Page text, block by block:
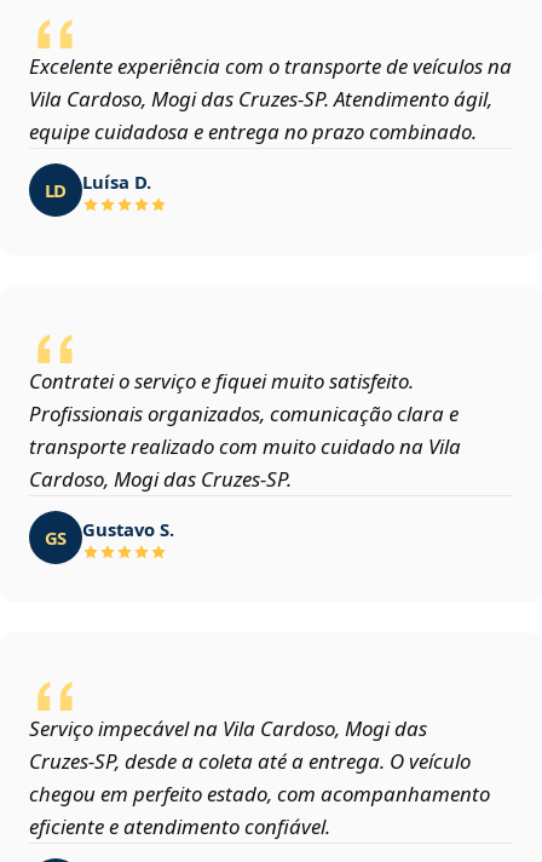
Excelente experiência com o transporte de veículos na
Vila Cardoso, Mogi das Cruzes‑SP. Atendimento ágil,
equipe cuidadosa e entrega no prazo combinado.
LD Luísa D.
Contratei o serviço e fiquei muito satisfeito.
Profissionais organizados, comunicação clara e
transporte realizado com muito cuidado na Vila
Cardoso, Mogi das Cruzes‑SP.
GS Gustavo S.
Serviço impecável na Vila Cardoso, Mogi das
Cruzes‑SP, desde a coleta até a entrega. O veículo
chegou em perfeito estado, com acompanhamento
eficiente e atendimento confiável.